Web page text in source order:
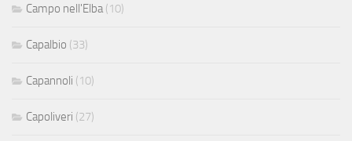
Campo nell'Elba (10)
Capalbio (33)
Capannoli (10)
Capoliveri (27)